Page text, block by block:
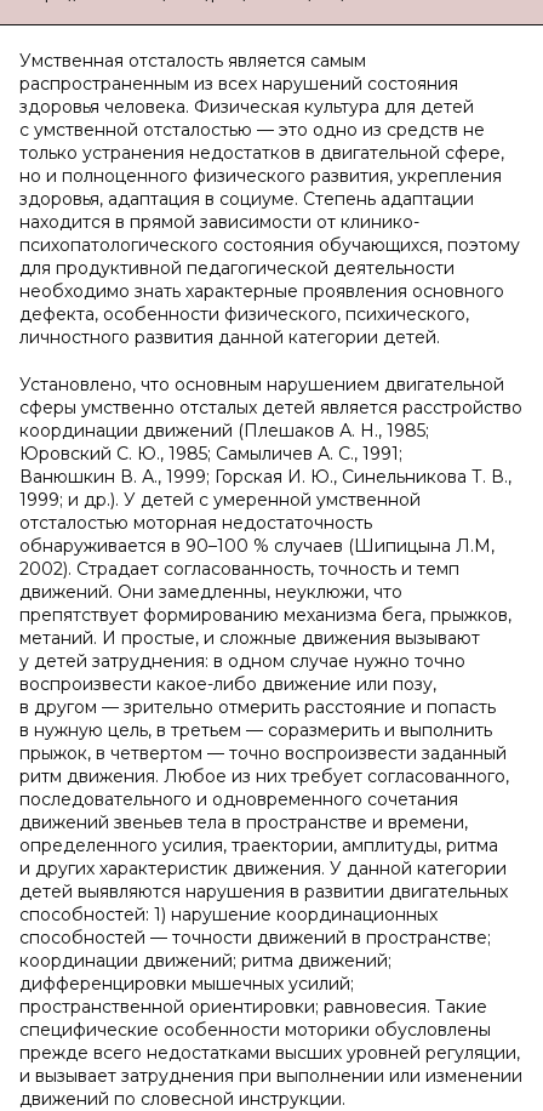
Умственная отсталость является самым
распространенным из всех нарушений состояния
здоровья человека. Физическая культура для детей
с умственной отсталостью — это одно из средств не
только устранения недостатков в двигательной сфере,
но и полноценного физического развития, укрепления
здоровья, адаптация в социуме. Степень адаптации
находится в прямой зависимости от клинико-
психопатологического состояния обучающихся, поэтому
для продуктивной педагогической деятельности
необходимо знать характерные проявления основного
дефекта, особенности физического, психического,
личностного развития данной категории детей.
Установлено, что основным нарушением двигательной
сферы умственно отсталых детей является расстройство
координации движений (Плешаков А. Н., 1985;
Юровский С. Ю., 1985; Самыличев А. С., 1991;
Ванюшкин В. А., 1999; Горская И. Ю., Синельникова Т. В.,
1999; и др.). У детей с умеренной умственной
отсталостью моторная недостаточность
обнаруживается в 90–100 % случаев (Шипицына Л.М,
2002). Страдает согласованность, точность и темп
движений. Они замедленны, неуклюжи, что
препятствует формированию механизма бега, прыжков,
метаний. И простые, и сложные движения вызывают
у детей затруднения: в одном случае нужно точно
воспроизвести какое-либо движение или позу,
в другом — зрительно отмерить расстояние и попасть
в нужную цель, в третьем — соразмерить и выполнить
прыжок, в четвертом — точно воспроизвести заданный
ритм движения. Любое из них требует согласованного,
последовательного и одновременного сочетания
движений звеньев тела в пространстве и времени,
определенного усилия, траектории, амплитуды, ритма
и других характеристик движения. У данной категории
детей выявляются нарушения в развитии двигательных
способностей: 1) нарушение координационных
способностей — точности движений в пространстве;
координации движений; ритма движений;
дифференцировки мышечных усилий;
пространственной ориентировки; равновесия. Такие
специфические особенности моторики обусловлены
прежде всего недостатками высших уровней регуляции,
и вызывает затруднения при выполнении или изменении
движений по словесной инструкции.